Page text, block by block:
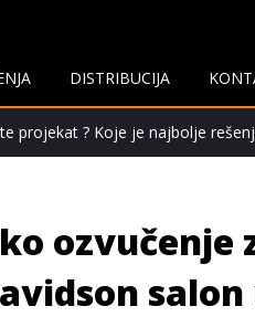
DISTRIBUCIJA
projekat ? Koje je najbolje
ozvučenje
salon